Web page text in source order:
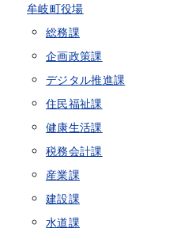
牟岐町役場
総務課
企画政策課
デジタル推進課
住民福祉課
健康生活課
税務会計課
産業課
建設課
水道課